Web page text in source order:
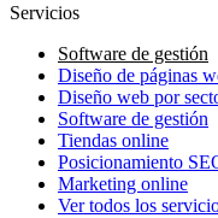
Servicios
Software de gestión
Diseño de páginas
Diseño web por
Software de gestión
Tiendas online
Posicionamiento
Marketing online
Ver todos los